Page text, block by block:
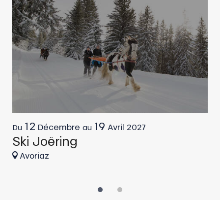
Du 12 Décembre au 19 Avril 2027
Ski Joëring
Avoriaz